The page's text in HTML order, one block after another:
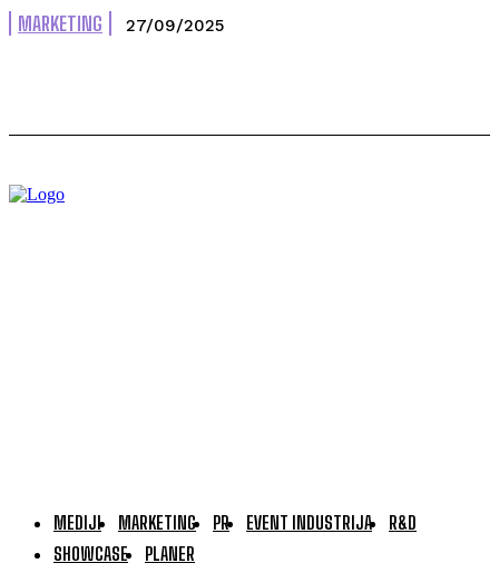
MARKETING 27/09/2025
MEDIJI MARKETING PR EVENT INDUSTRIJA
R&D
SHOWCASE
PLANER